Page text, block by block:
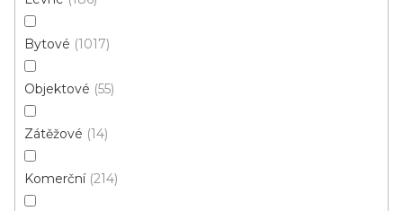
Bytové 1017
Objektové 55
Zátěžové 14
Komerční 214
420 Kč
4 m